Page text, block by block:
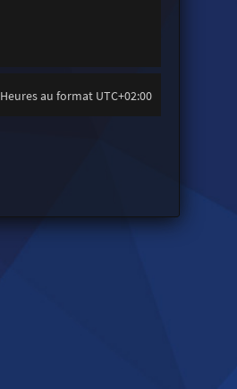
Heures au format UTC+02:00